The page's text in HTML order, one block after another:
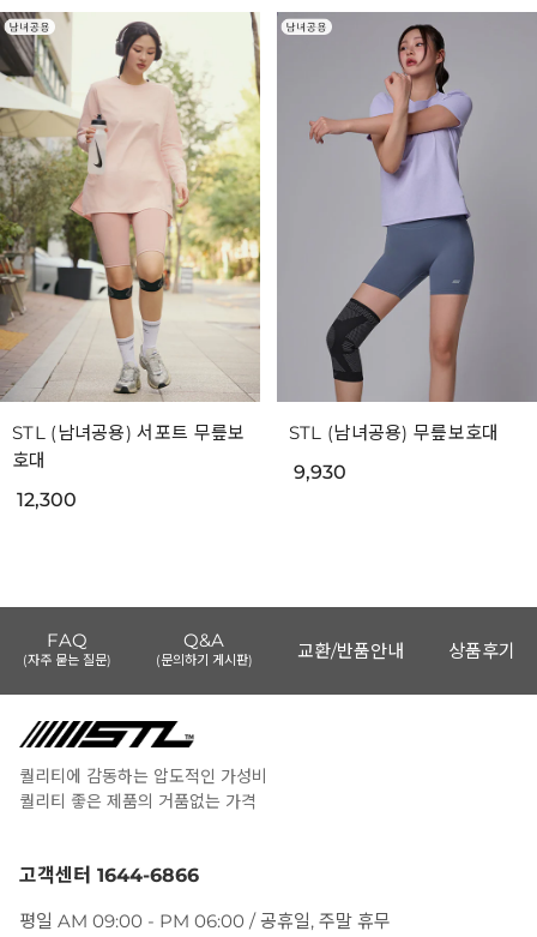
STL (남녀공용) 서포트 무릎보
호대
12,300
STL (남녀공용) 무릎보호대
9,930
FAQ
(자주 묻는 질문)
Q&A
(문의하기 게시판) 교환/반품안내 상품후기
퀄리티에 감동하는 압도적인 가성비
퀄리티 좋은 제품의 거품없는 가격
고객센터 1644-6866
평일 AM 09:00 - PM 06:00 / 공휴일, 주말 휴무